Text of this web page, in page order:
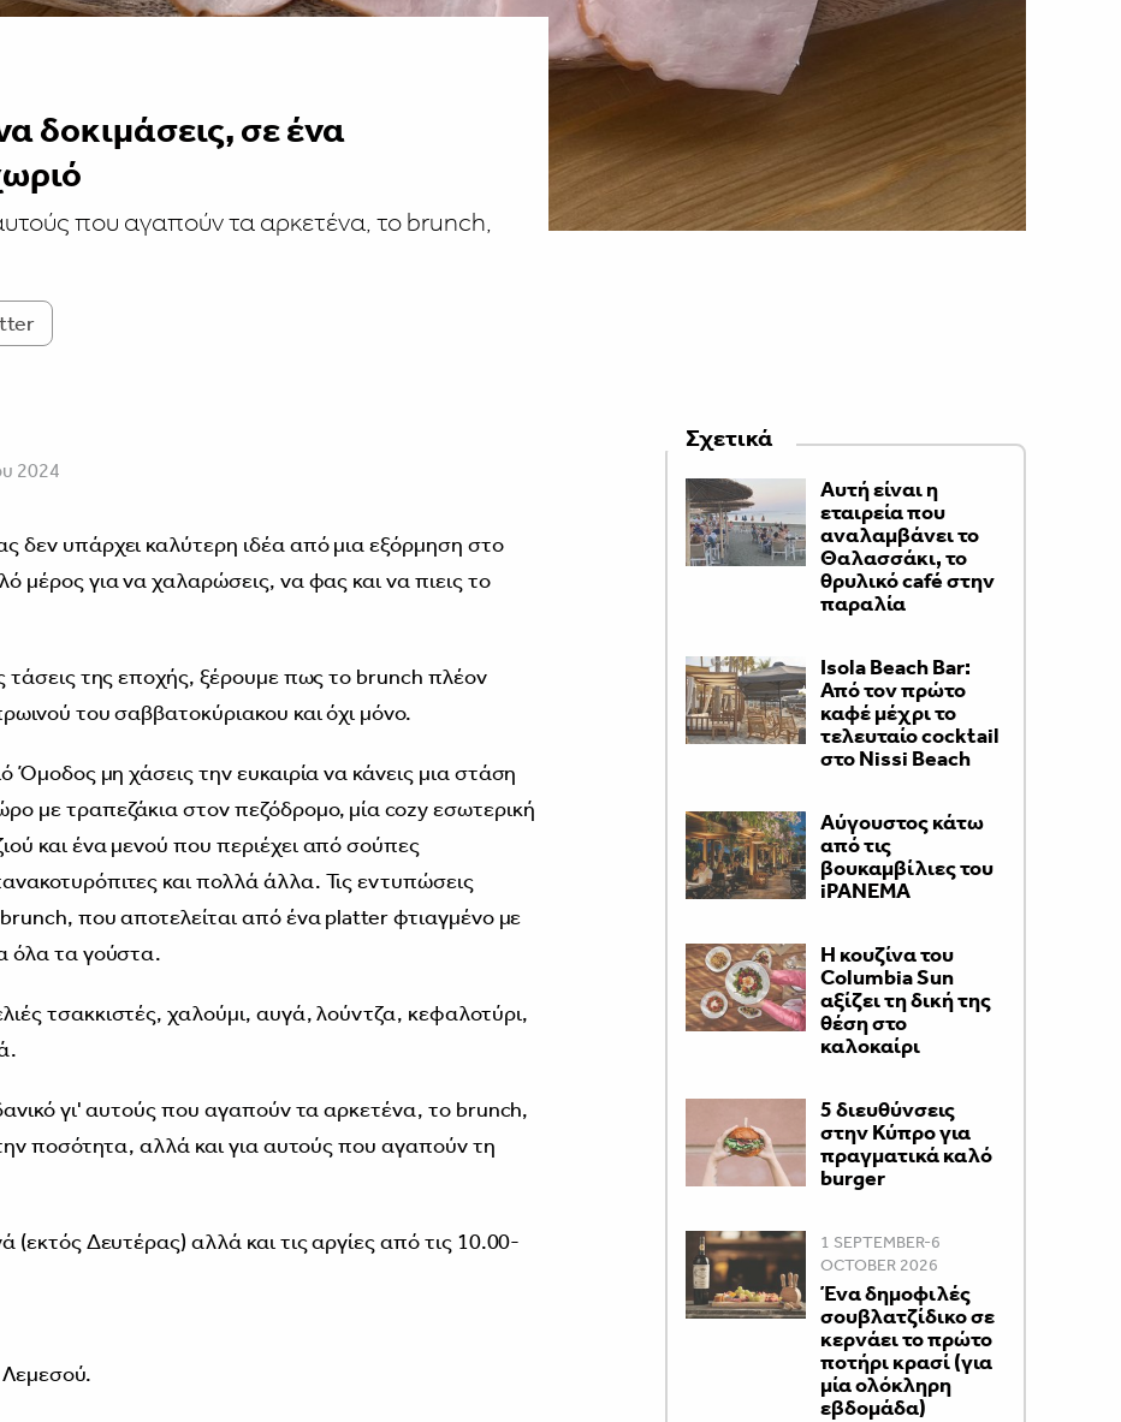
δοκιμάσεις, σε ένα
που αγαπούν τα αρκετένα, το brunch,
2024
δεν υπάρχει καλύτερη ιδέα από μια εξόρμηση στο
μέρος για να χαλαρώσεις, να φας και να πιεις το
τάσεις της εποχής, ξέρουμε πως το brunch πλέον
του σαββατοκύριακου και όχι μόνο.
Όμοδος μη χάσεις την ευκαιρία να κάνεις μια στάση
με τραπεζάκια στον πεζόδρομο, μία cozy εσωτερική
και ένα μενού που περιέχει από σούπες
και πολλά άλλα. Τις εντυπώσεις
που αποτελείται από ένα platter φτιαγμένο με
όλα τα γούστα.
τσακκιστές, χαλούμι, αυγά, λούντζα, κεφαλοτύρι,
γι' αυτούς που αγαπούν τα αρκετένα, το brunch,
ποσότητα, αλλά και για αυτούς που αγαπούν τη
(εκτός Δευτέρας) αλλά και τις αργίες από τις 10.00-
Σχετικά
Αυτή είναι η
εταιρεία που
αναλαμβάνει το
Θαλασσάκι, το
θρυλικό café στην
παραλία
Isola Beach Bar:
Από τον πρώτο
καφέ μέχρι το
τελευταίο cocktail
στο Nissi Beach
Αύγουστος κάτω
από τις
βουκαμβίλιες του
iPANEMA
Η κουζίνα του
Columbia Sun
αξίζει τη δική της
θέση στο
καλοκαίρι
5 διευθύνσεις
στην Κύπρο για
πραγματικά καλό
burger
1 SEPTEMBER-6
OCTOBER 2026
Ένα δημοφιλές
σουβλατζίδικο σε
κερνάει το πρώτο
ποτήρι κρασί (για
μία ολόκληρη
εβδομάδα)